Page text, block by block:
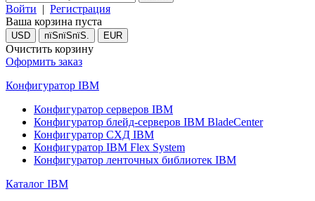
Войти | Регистрация
Ваша корзина пуста
USD пїЅпїЅпїЅ. EUR
Очистить корзину
Оформить заказ
Конфигуратор IBM
Конфигуратор серверов IBM
Конфигуратор блейд-серверов IBM BladeCenter
Конфигуратор СХД IBM
Конфигуратор IBM Flex System
Конфигуратор ленточных библиотек IBM
Каталог IBM